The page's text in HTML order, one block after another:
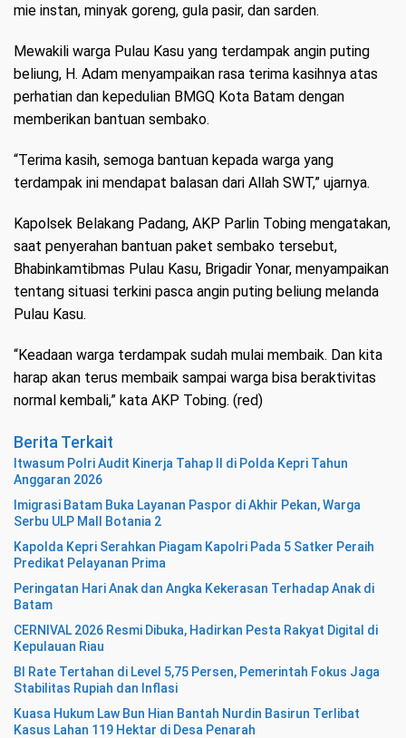
mie instan, minyak goreng, gula pasir, dan sarden.
Mewakili warga Pulau Kasu yang terdampak angin puting
beliung, H. Adam menyampaikan rasa terima kasihnya atas
perhatian dan kepedulian BMGQ Kota Batam dengan
memberikan bantuan sembako.
“Terima kasih, semoga bantuan kepada warga yang
terdampak ini mendapat balasan dari Allah SWT,” ujarnya.
Kapolsek Belakang Padang, AKP Parlin Tobing mengatakan,
saat penyerahan bantuan paket sembako tersebut,
Bhabinkamtibmas Pulau Kasu, Brigadir Yonar, menyampaikan
tentang situasi terkini pasca angin puting beliung melanda
Pulau Kasu.
“Keadaan warga terdampak sudah mulai membaik. Dan kita
harap akan terus membaik sampai warga bisa beraktivitas
normal kembali,” kata AKP Tobing. (red)
Berita Terkait
Itwasum Polri Audit Kinerja Tahap II di Polda Kepri Tahun
Anggaran 2026
Imigrasi Batam Buka Layanan Paspor di Akhir Pekan, Warga
Serbu ULP Mall Botania 2
Kapolda Kepri Serahkan Piagam Kapolri Pada 5 Satker Peraih
Predikat Pelayanan Prima
Peringatan Hari Anak dan Angka Kekerasan Terhadap Anak di
Batam
CERNIVAL 2026 Resmi Dibuka, Hadirkan Pesta Rakyat Digital di
Kepulauan Riau
BI Rate Tertahan di Level 5,75 Persen, Pemerintah Fokus Jaga
Stabilitas Rupiah dan Inflasi
Kuasa Hukum Law Bun Hian Bantah Nurdin Basirun Terlibat
Kasus Lahan 119 Hektar di Desa Penarah